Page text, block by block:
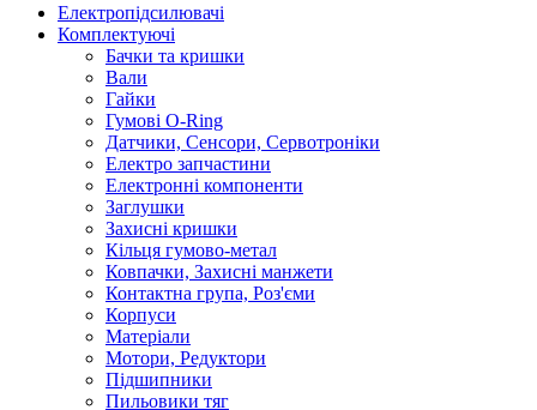
Електропідсилювачі
Комплектуючі
Бачки та кришки
Вали
Гайки
Гумові O-Ring
Датчики, Сенсори, Сервотроніки
Електро запчастини
Електронні компоненти
Заглушки
Захисні кришки
Кільця гумово-метал
Ковпачки, Захисні манжети
Контактна група, Роз'єми
Корпуси
Матеріали
Мотори, Редуктори
Підшипники
Пильовики тяг